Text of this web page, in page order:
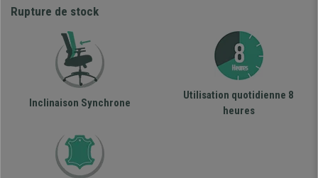
Rupture de stock
Inclinaison Synchrone
Utilisation quotidienne 8
heures